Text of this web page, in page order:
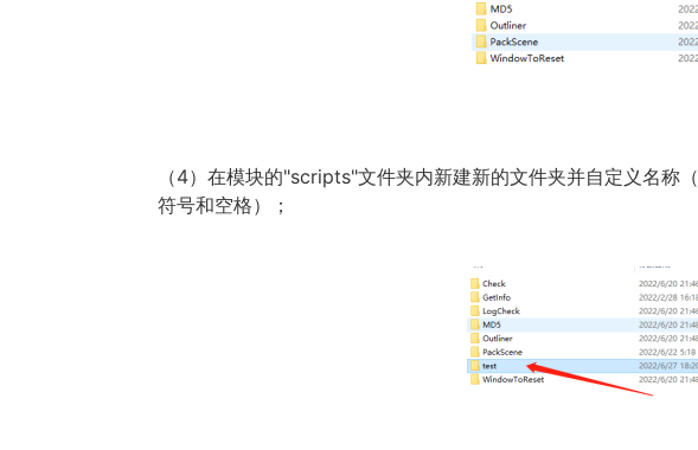
（4）在模块的"scripts"文件夹内新建新的文件夹并自定义名
符号和空格）；